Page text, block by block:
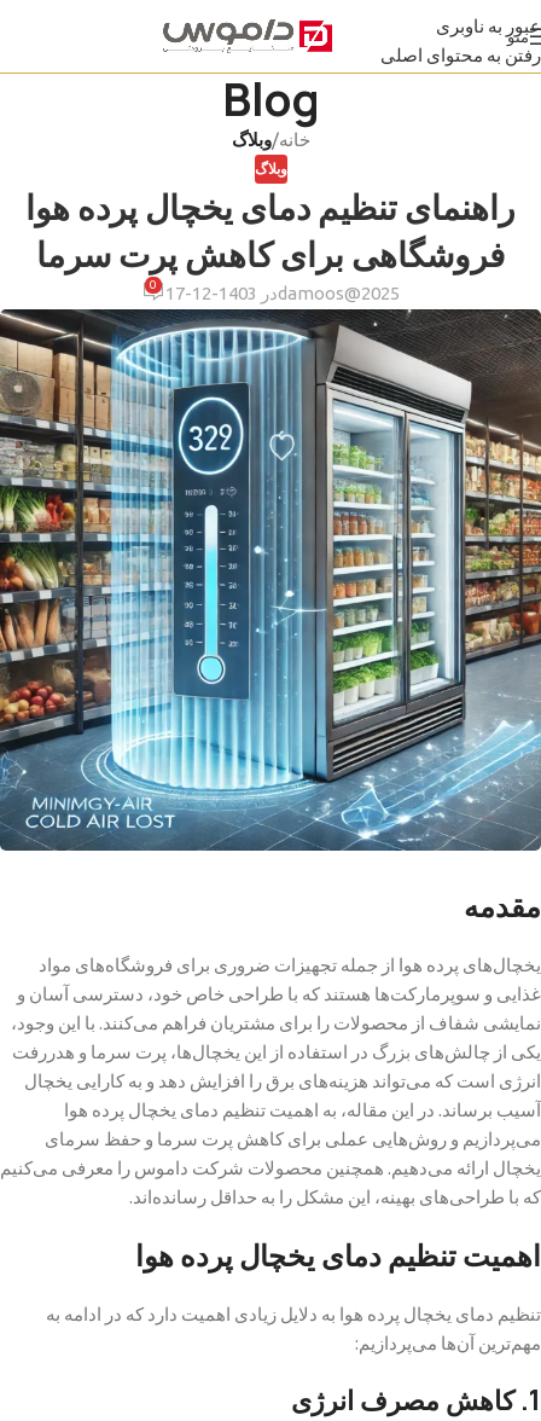
عبور به ناوبری
رفتن به محتوای اصلی
منو
Blog
خانه/وبلاگ
وبلاگ
راهنمای تنظیم دمای یخچال پرده هوا
فروشگاهی برای کاهش پرت سرما
damoos@2025در 1403-12-17 0
مقدمه
یخچال‌های پرده هوا از جمله تجهیزات ضروری برای فروشگاه‌های مواد
غذایی و سوپرمارکت‌ها هستند که با طراحی خاص خود، دسترسی آسان و
نمایشی شفاف از محصولات را برای مشتریان فراهم می‌کنند. با این وجود،
یکی از چالش‌های بزرگ در استفاده از این یخچال‌ها، پرت سرما و هدررفت
انرژی است که می‌تواند هزینه‌های برق را افزایش دهد و به کارایی یخچال
آسیب برساند. در این مقاله، به اهمیت تنظیم دمای یخچال پرده هوا
می‌پردازیم و روش‌هایی عملی برای کاهش پرت سرما و حفظ سرمای
یخچال ارائه می‌دهیم. همچنین محصولات شرکت داموس را معرفی می‌کنیم
که با طراحی‌های بهینه، این مشکل را به حداقل رسانده‌اند.
اهمیت تنظیم دمای یخچال پرده هوا
تنظیم دمای یخچال پرده هوا به دلایل زیادی اهمیت دارد که در ادامه به
مهم‌ترین آن‌ها می‌پردازیم:
1. کاهش مصرف انرژی